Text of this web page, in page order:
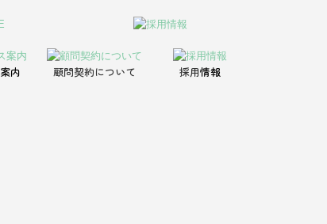
案内 顧問契約について 採用情報